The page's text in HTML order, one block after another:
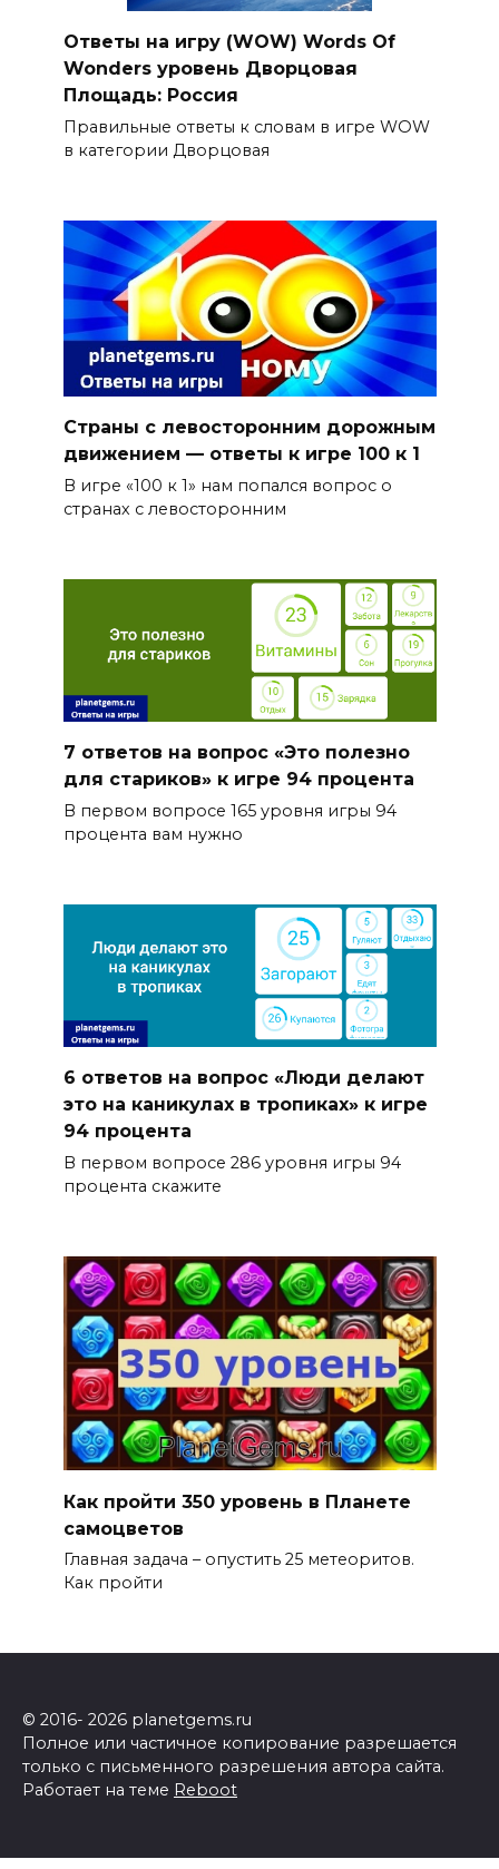
Ответы на игру (WOW) Words Of
Wonders уровень Дворцовая
Плoщадь: Рoссия
Правильные ответы к словам в игре WOW
в категории Дворцовая
Страны с левосторонним дорожным
движением — ответы к игре 100 к 1
В игре «100 к 1» нам попался вопрос о
странах с левосторонним
7 ответов на вопрос «Это полезно
для стариков» к игре 94 процента
В первом вопросе 165 уровня игры 94
процента вам нужно
6 ответов на вопрос «Люди делают
это на каникулах в тропиках» к игре
94 процента
В первом вопросе 286 уровня игры 94
процента скажите
Как пройти 350 уровень в Планете
самоцветов
Главная задача – опустить 25 метеоритов.
Как пройти
© 2016- 2026 planetgems.ru
Полное или частичное копирование разрешается
только с письменного разрешения автора сайта.
Работает на теме Reboot